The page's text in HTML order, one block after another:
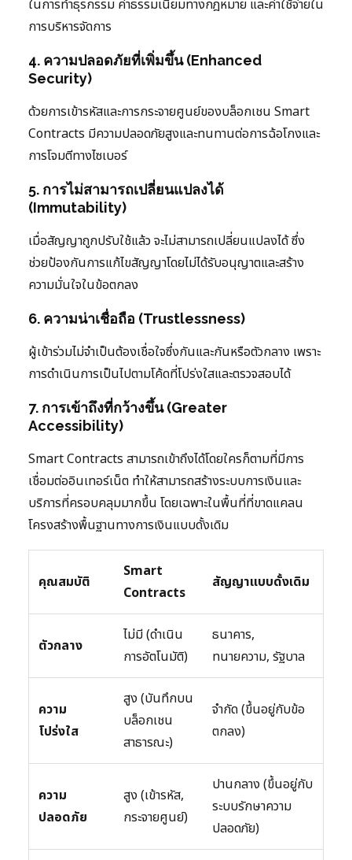
ในการทำธุรกรรม ค่าธรรมเนียมทางกฎหมาย และค่าใช้จ่ายใน
การบริหารจัดการ
4. ความปลอดภัยที่เพิ่มขึ้น (Enhanced
Security)
ด้วยการเข้ารหัสและการกระจายศูนย์ของบล็อกเชน Smart
Contracts มีความปลอดภัยสูงและทนทานต่อการฉ้อโกงและ
การโจมตีทางไซเบอร์
5. การไม่สามารถเปลี่ยนแปลงได้
(Immutability)
เมื่อสัญญาถูกปรับใช้แล้ว จะไม่สามารถเปลี่ยนแปลงได้ ซึ่ง
ช่วยป้องกันการแก้ไขสัญญาโดยไม่ได้รับอนุญาตและสร้าง
ความมั่นใจในข้อตกลง
6. ความน่าเชื่อถือ (Trustlessness)
ผู้เข้าร่วมไม่จำเป็นต้องเชื่อใจซึ่งกันและกันหรือตัวกลาง เพราะ
การดำเนินการเป็นไปตามโค้ดที่โปร่งใสและตรวจสอบได้
7. การเข้าถึงที่กว้างขึ้น (Greater
Accessibility)
Smart Contracts สามารถเข้าถึงได้โดยใครก็ตามที่มีการ
เชื่อมต่ออินเทอร์เน็ต ทำให้สามารถสร้างระบบการเงินและ
บริการที่ครอบคลุมมากขึ้น โดยเฉพาะในพื้นที่ที่ขาดแคลน
โครงสร้างพื้นฐานทางการเงินแบบดั้งเดิม
คุณสมบัติ
Smart
Contracts
สัญญาแบบดั้งเดิม
ตัวกลาง
ไม่มี (ดำเนิน
การอัตโนมัติ)
ธนาคาร,
ทนายความ, รัฐบาล
ความ
โปร่งใส
สูง (บันทึกบน
บล็อกเชน
สาธารณะ)
จำกัด (ขึ้นอยู่กับข้อ
ตกลง)
ความ
ปลอดภัย
สูง (เข้ารหัส,
กระจายศูนย์)
ปานกลาง (ขึ้นอยู่กับ
ระบบรักษาความ
ปลอดภัย)